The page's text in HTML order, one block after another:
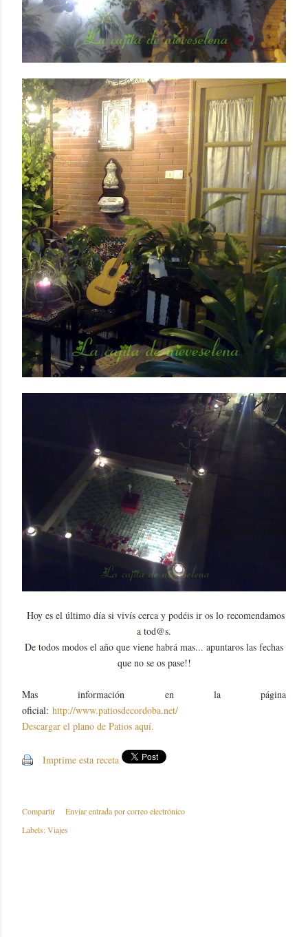
Hoy es el último día si vivís cerca y podéis ir os lo recomendamos
a tod@s.
De todos modos el año que viene habrá mas... apuntaros las fechas
que no se os pase!!
Mas información en la página
oficial: http://www.patiosdecordoba.net/
Descargar el plano de Patios aquí.
Imprime esta receta
Compartir
Enviar entrada por correo electrónico
Labels:Viajes